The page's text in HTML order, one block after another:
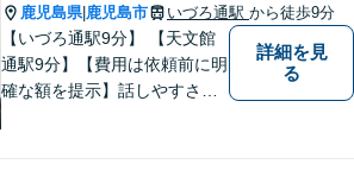
鹿児島県| 鹿児島市 いづろ通駅 から徒歩9分
【いづろ通駅9分】 【天文館
通駅9分】【費用は依頼前に明
確な額を提示】話しやすさを
詳細を見
る